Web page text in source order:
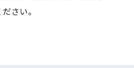
さい。